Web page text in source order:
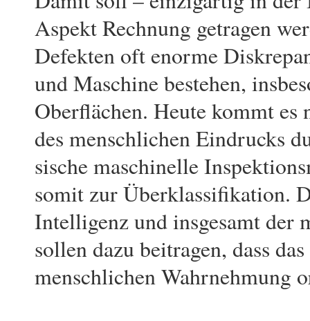
Aspekt Rechnung getra­gen
Defekten oft enorme
und Maschine bestehen,
Oberflächen. Heu­te kommt es
des menschlichen Eindrucks
sische maschinelle
somit zur Überklassifikation.
Intelligenz und insgesamt der
sollen dazu beitragen, dass
menschlichen Wahrnehmung